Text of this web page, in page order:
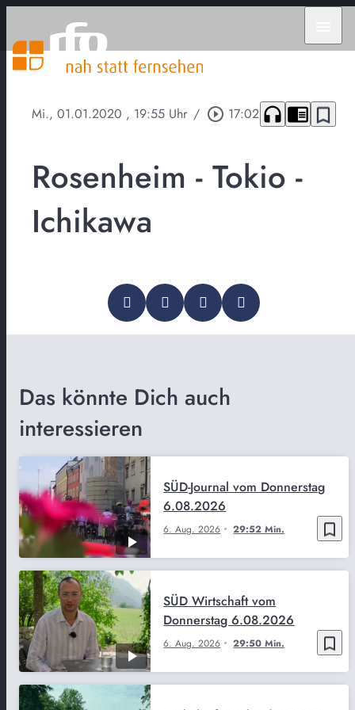
Mi., 01.01.2020 , 19:55 Uhr / play_circle_outline 17:02 headphones chrome_reader_mode bookmark_border
Rosenheim - Tokio -
Ichikawa
Das könnte Dich auch
interessieren
bookmark_border
6. Aug. 2026 29:52 Min.
SÜD-Journal vom Donnerstag
6.08.2026
bookmark_border
6. Aug. 2026 29:50 Min.
SÜD Wirtschaft vom
Donnerstag 6.08.2026